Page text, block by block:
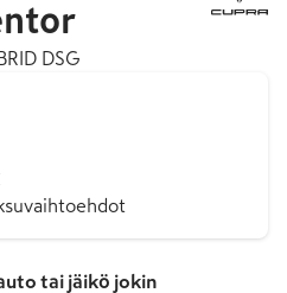
DSG
tai jäikö jokin